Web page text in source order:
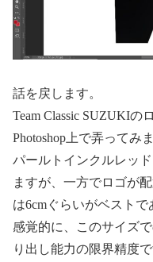
話を戻します。
Team Classic SUZUKIの
Photoshop上で弄ってみ
パールトインクルレッ
ますが、一方でロゴが
は6cmぐらいがベストで
感覚的に、このサイズ
り出し能力の限界精度で